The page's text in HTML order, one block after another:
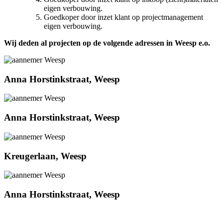
eigen verbouwing.
Goedkoper door inzet klant op projectmanagement
eigen verbouwing.
Wij deden al projecten op de volgende adressen in Weesp e.o.
Anna Horstinkstraat, Weesp
Anna Horstinkstraat, Weesp
Kreugerlaan, Weesp
Anna Horstinkstraat, Weesp